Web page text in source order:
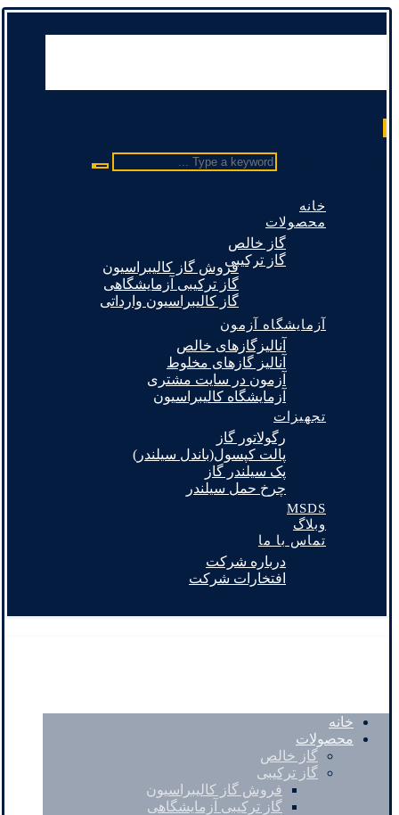
خانه
محصولات
گاز خالص
گاز ترکیبیفروش گاز کالیبراسیون
گاز ترکیبی آزمایشگاهی
گاز کالیبراسیون وارداتی
آزمایشگاه آزمون
آنالیزگازهای خالص
آنالیز گازهای مخلوط
آزمون در سایت مشتری
آزمایشگاه کالیبراسیون
تجهیزات
رگولاتور گاز
پالت کپسول(باندل سیلندر)
پک سیلندر گاز
چرخ حمل سیلندر
MSDS
وبلاگ
تماس با ما
درباره شرکت
افتخارات شرکت
خانه
محصولات
گاز خالص
گاز ترکیبی
فروش گاز کالیبراسیون
گاز ترکیبی آزمایشگاهی